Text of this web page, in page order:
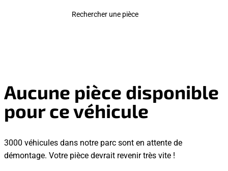
Rechercher une pièce
Aucune pièce disponible
pour ce véhicule
3000 véhicules dans notre parc sont en attente de
démontage. Votre pièce devrait revenir très vite !